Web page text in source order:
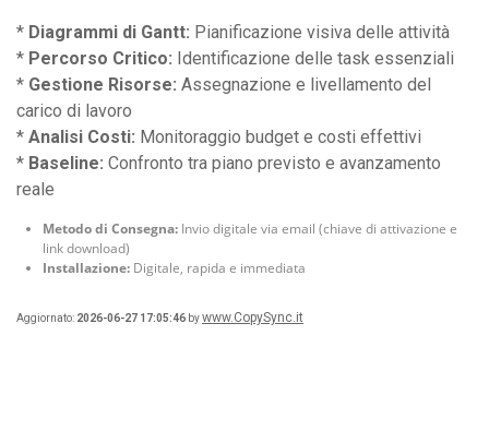
* Diagrammi di Gantt: Pianificazione visiva delle attività
* Percorso Critico: Identificazione delle task essenziali
* Gestione Risorse: Assegnazione e livellamento del
carico di lavoro
* Analisi Costi: Monitoraggio budget e costi effettivi
* Baseline: Confronto tra piano previsto e avanzamento
reale
Metodo di Consegna: Invio digitale via email (chiave di attivazione e
link download)
Installazione: Digitale, rapida e immediata
Aggiornato: 2026-06-27 17:05:46 bywww.CopySync.it